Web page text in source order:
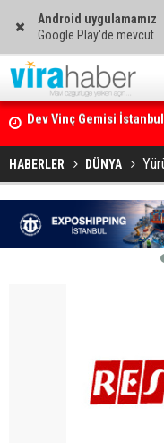
Android uygulamamız
Google Play'de mevcut
Ege Denizi’nin En Büyük
HABERLER DÜNYA